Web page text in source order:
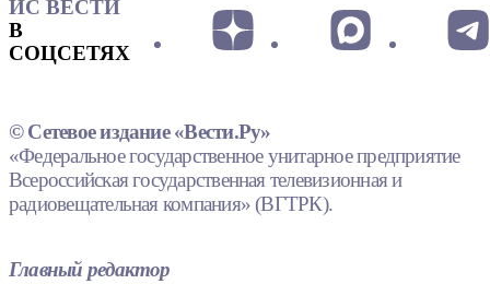
ИС ВЕСТИ
В
СОЦСЕТЯХ
© Сетевое издание «Вести.Ру»
«Федеральное государственное унитарное предприятие
Всероссийская государственная телевизионная и
радиовещательная компания» (ВГТРК).
Главный редактор